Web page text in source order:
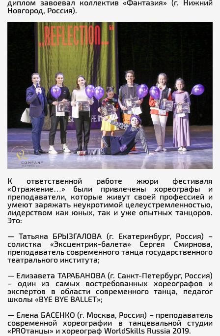
диплом завоевал коллектив «Фантазия» (г. Нижний
Новгород, Россия).
К ответственной работе жюри фестиваля
«Отражение…» были привлечены хореографы и
преподаватели, которые живут своей профессией и
умеют заряжать неукротимой целеустремленностью,
лидерством как юных, так и уже опытных танцоров.
Это:
— Татьяна БРЫЗГАЛОВА (г. Екатеринбург, Россия) –
солистка «Эксцентрик-балета» Сергея Смирнова,
преподаватель современного танца государственного
театрального института;
— Елизавета ТАРАБАНОВА (г. Санкт-Петербург, Россия)
– один из самых востребованных хореографов и
экспертов в области современного танца, педагог
школы «BYE BYE BALLET»;
— Елена БАСЕНКО (г. Москва, Россия) – преподаватель
современной хореографии в танцевальной студии
«PROтанцы» и хореограф WorldSkills Russia 2019.